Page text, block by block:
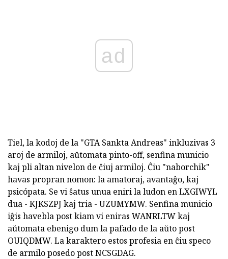
ad
Tiel, la kodoj de la "GTA Sankta Andreas" inkluzivas 3
aroj de armiloj, aŭtomata pinto-off, senfina municio
kaj pli altan nivelon de ĉiuj armiloj. Ĉiu "naborchik"
havas propran nomon: la amatoraj, avantaĝo, kaj
psicópata. Se vi ŝatus unua eniri la ludon en LXGIWYL
dua - KJKSZPJ kaj tria - UZUMYMW. Senfina municio
iĝis havebla post kiam vi eniras WANRLTW kaj
aŭtomata ebenigo dum la pafado de la aŭto post
OUIQDMW. La karaktero estos profesia en ĉiu speco
de armilo posedo post NCSGDAG.